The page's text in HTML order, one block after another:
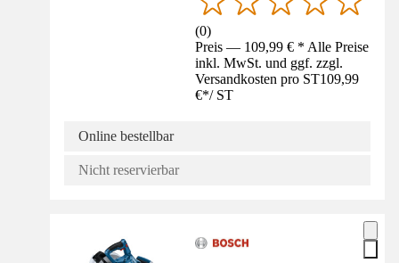
(0)
Preis — 109,99 € * Alle Preise
inkl. MwSt. und ggf. zzgl.
Versandkosten pro ST109,99
€*/ ST
Online bestellbar
Nicht reservierbar